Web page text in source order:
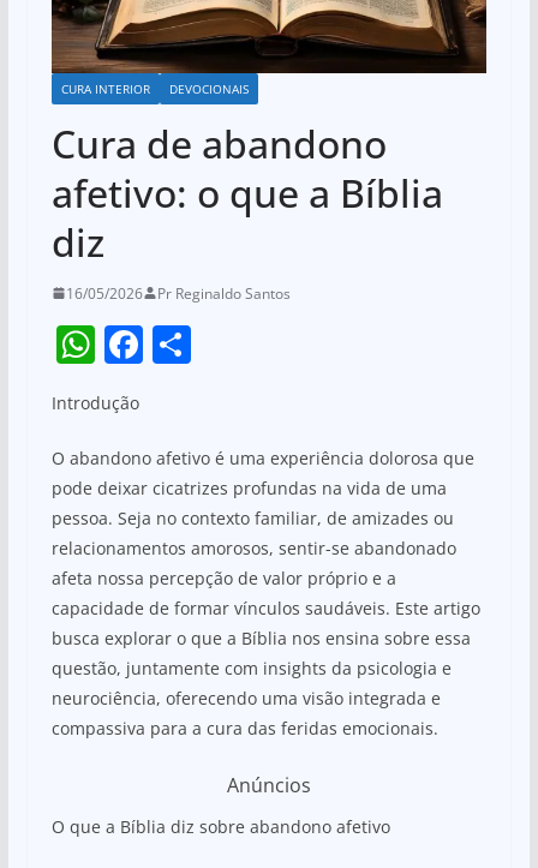
CURA INTERIOR DEVOCIONAIS
Cura de abandono
afetivo: o que a Bíblia
diz
16/05/2026 Pr Reginaldo Santos
W
h
at
s
A
p
p
F
a
e
b
o
o
k
S
e
Introdução
O abandono afetivo é uma experiência dolorosa que
pode deixar cicatrizes profundas na vida de uma
pessoa. Seja no contexto familiar, de amizades ou
relacionamentos amorosos, sentir-se abandonado
afeta nossa percepção de valor próprio e a
capacidade de formar vínculos saudáveis. Este artigo
busca explorar o que a Bíblia nos ensina sobre essa
questão, juntamente com insights da psicologia e
neurociência, oferecendo uma visão integrada e
compassiva para a cura das feridas emocionais.
Anúncios
O que a Bíblia diz sobre abandono afetivo